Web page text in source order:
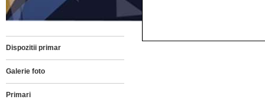
Dispozitii primar
Galerie foto
Primari